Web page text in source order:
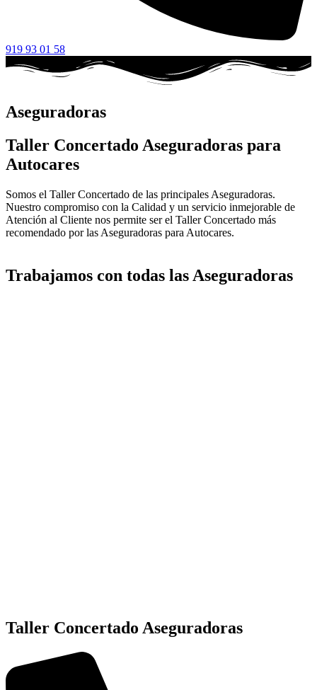
919 93 01 58
Aseguradoras
Taller Concertado Aseguradoras para
Autocares
Somos el Taller Concertado de las principales Aseguradoras.
Nuestro compromiso con la Calidad y un servicio inmejorable de
Atención al Cliente nos permite ser el Taller Concertado más
recomendado por las Aseguradoras para Autocares.
Trabajamos con todas las Aseguradoras
Taller Concertado Aseguradoras